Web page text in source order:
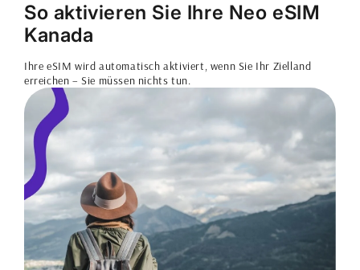
So aktivieren Sie Ihre Neo eSIM
Kanada
Ihre eSIM wird automatisch aktiviert, wenn Sie Ihr Zielland
erreichen – Sie müssen nichts tun.